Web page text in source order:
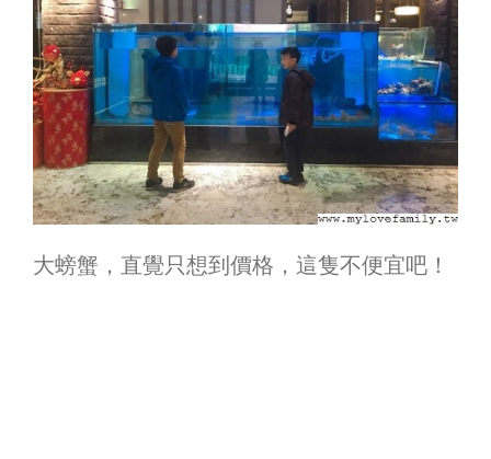
大螃蟹，直覺只想到價格，這隻不便宜吧！